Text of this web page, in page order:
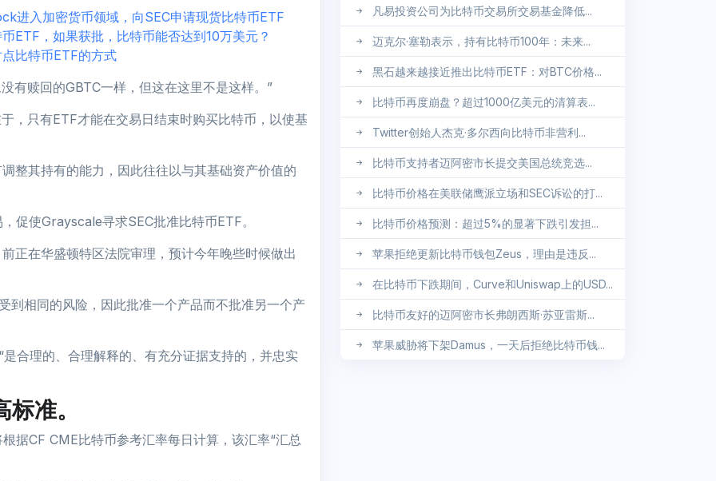
进入加密货币领域，向SEC申请现货比特币ETF
ETF，如果获批，比特币能否达到10万美元？
比特币ETF的方式
有赎回的GBTC一样，但这在这里不是这样。”
，只有ETF才能在交易日结束时购买比特币，以使基
整其持有的能力，因此往往以与其基础资产价值的
促使Grayscale寻求SEC批准比特币ETF。
正在华盛顿特区法院审理，预计今年晚些时候做出
到相同的风险，因此批准一个产品而不批准另一个产
合理的、合理解释的、有充分证据支持的，并忠实
准。
据CF CME比特币参考汇率每日计算，该汇率“汇总
凡易投资公司为比特币交易所交易基金降低...
迈克尔·塞勒表示，持有比特币100年：未来...
黑石越来越接近推出比特币ETF：对BTC价格...
比特币再度崩盘？超过1000亿美元的清算表...
Twitter创始人杰克·多尔西向比特币非营利...
比特币支持者迈阿密市长提交美国总统竞选...
比特币价格在美联储鹰派立场和SEC诉讼的打...
比特币价格预测：超过5%的显著下跌引发担...
苹果拒绝更新比特币钱包Zeus，理由是违反...
在比特币下跌期间，Curve和Uniswap上的USD...
比特币友好的迈阿密市长弗朗西斯·苏亚雷斯...
苹果威胁将下架Damus，一天后拒绝比特币钱...